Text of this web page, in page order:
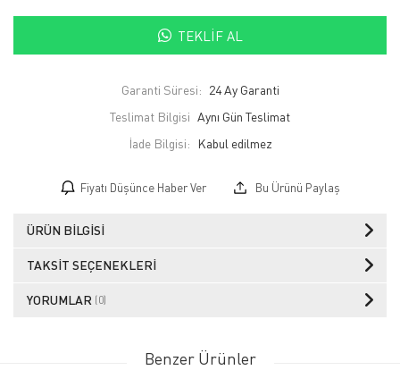
TEKLIF AL
Garanti Süresi: 24 Ay Garanti
Teslimat Bilgisi Aynı Gün Teslimat
İade Bilgisi:
Fiyatı Düşünce Haber Ver Bu Ürünü Paylaş
ÜRÜN BILGISI
TAKSIT SEÇENEKLERI
YORUMLAR (0)
Benzer Ürünler